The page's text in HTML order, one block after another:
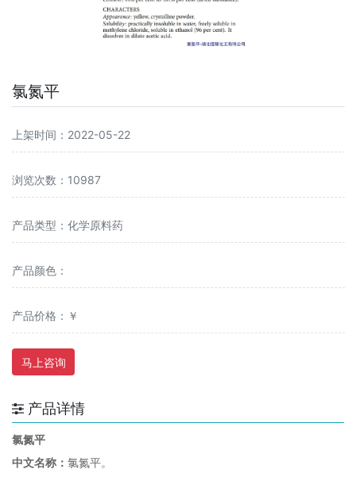
氯氮平
上架时间：2022-05-22
浏览次数：10987
产品类型：化学原料药
产品颜色：
产品价格：￥
马上咨询
产品详情
氯氮平
中文名称： 氯氮平。